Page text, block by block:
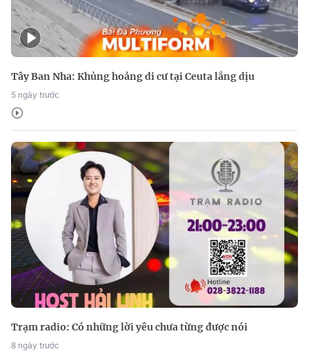
Tây Ban Nha: Khủng hoảng di cư tại Ceuta lắng dịu
5 ngày trước
Trạm radio: Có những lời yêu chưa từng được nói
8 ngày trước